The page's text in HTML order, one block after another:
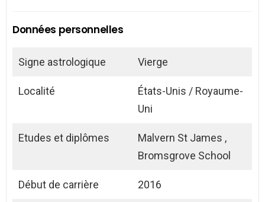
Données personnelles
Signe astrologique Vierge
Localité
États-Unis / Royaume-
Uni
Etudes et diplômes
Malvern St James ,
Bromsgrove School
Début de carrière 2016